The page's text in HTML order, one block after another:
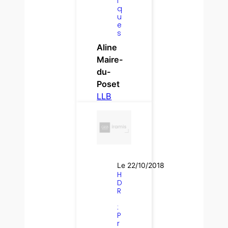
q
u
e
s
Aline
Maire-
du-
Poset
LLB
Le 22/10/2018
H
D
R
:
P
r